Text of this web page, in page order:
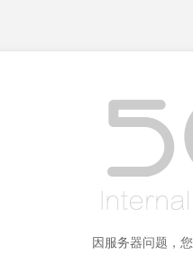
因服务器问题，